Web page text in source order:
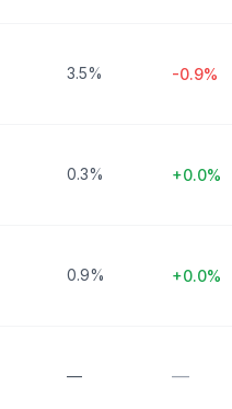
3.5% -0.9%
0.3% +0.0%
0.9% +0.0%
— —